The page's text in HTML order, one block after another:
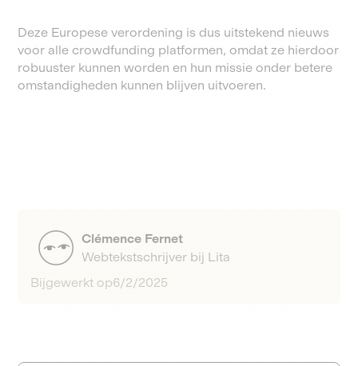
Deze Europese verordening is dus uitstekend nieuws
voor alle crowdfunding platformen, omdat ze hierdoor
robuuster kunnen worden en hun missie onder betere
omstandigheden kunnen blijven uitvoeren.
Clémence Fernet
Webtekstschrijver bij Lita
Bijgewerkt op6/2/2025